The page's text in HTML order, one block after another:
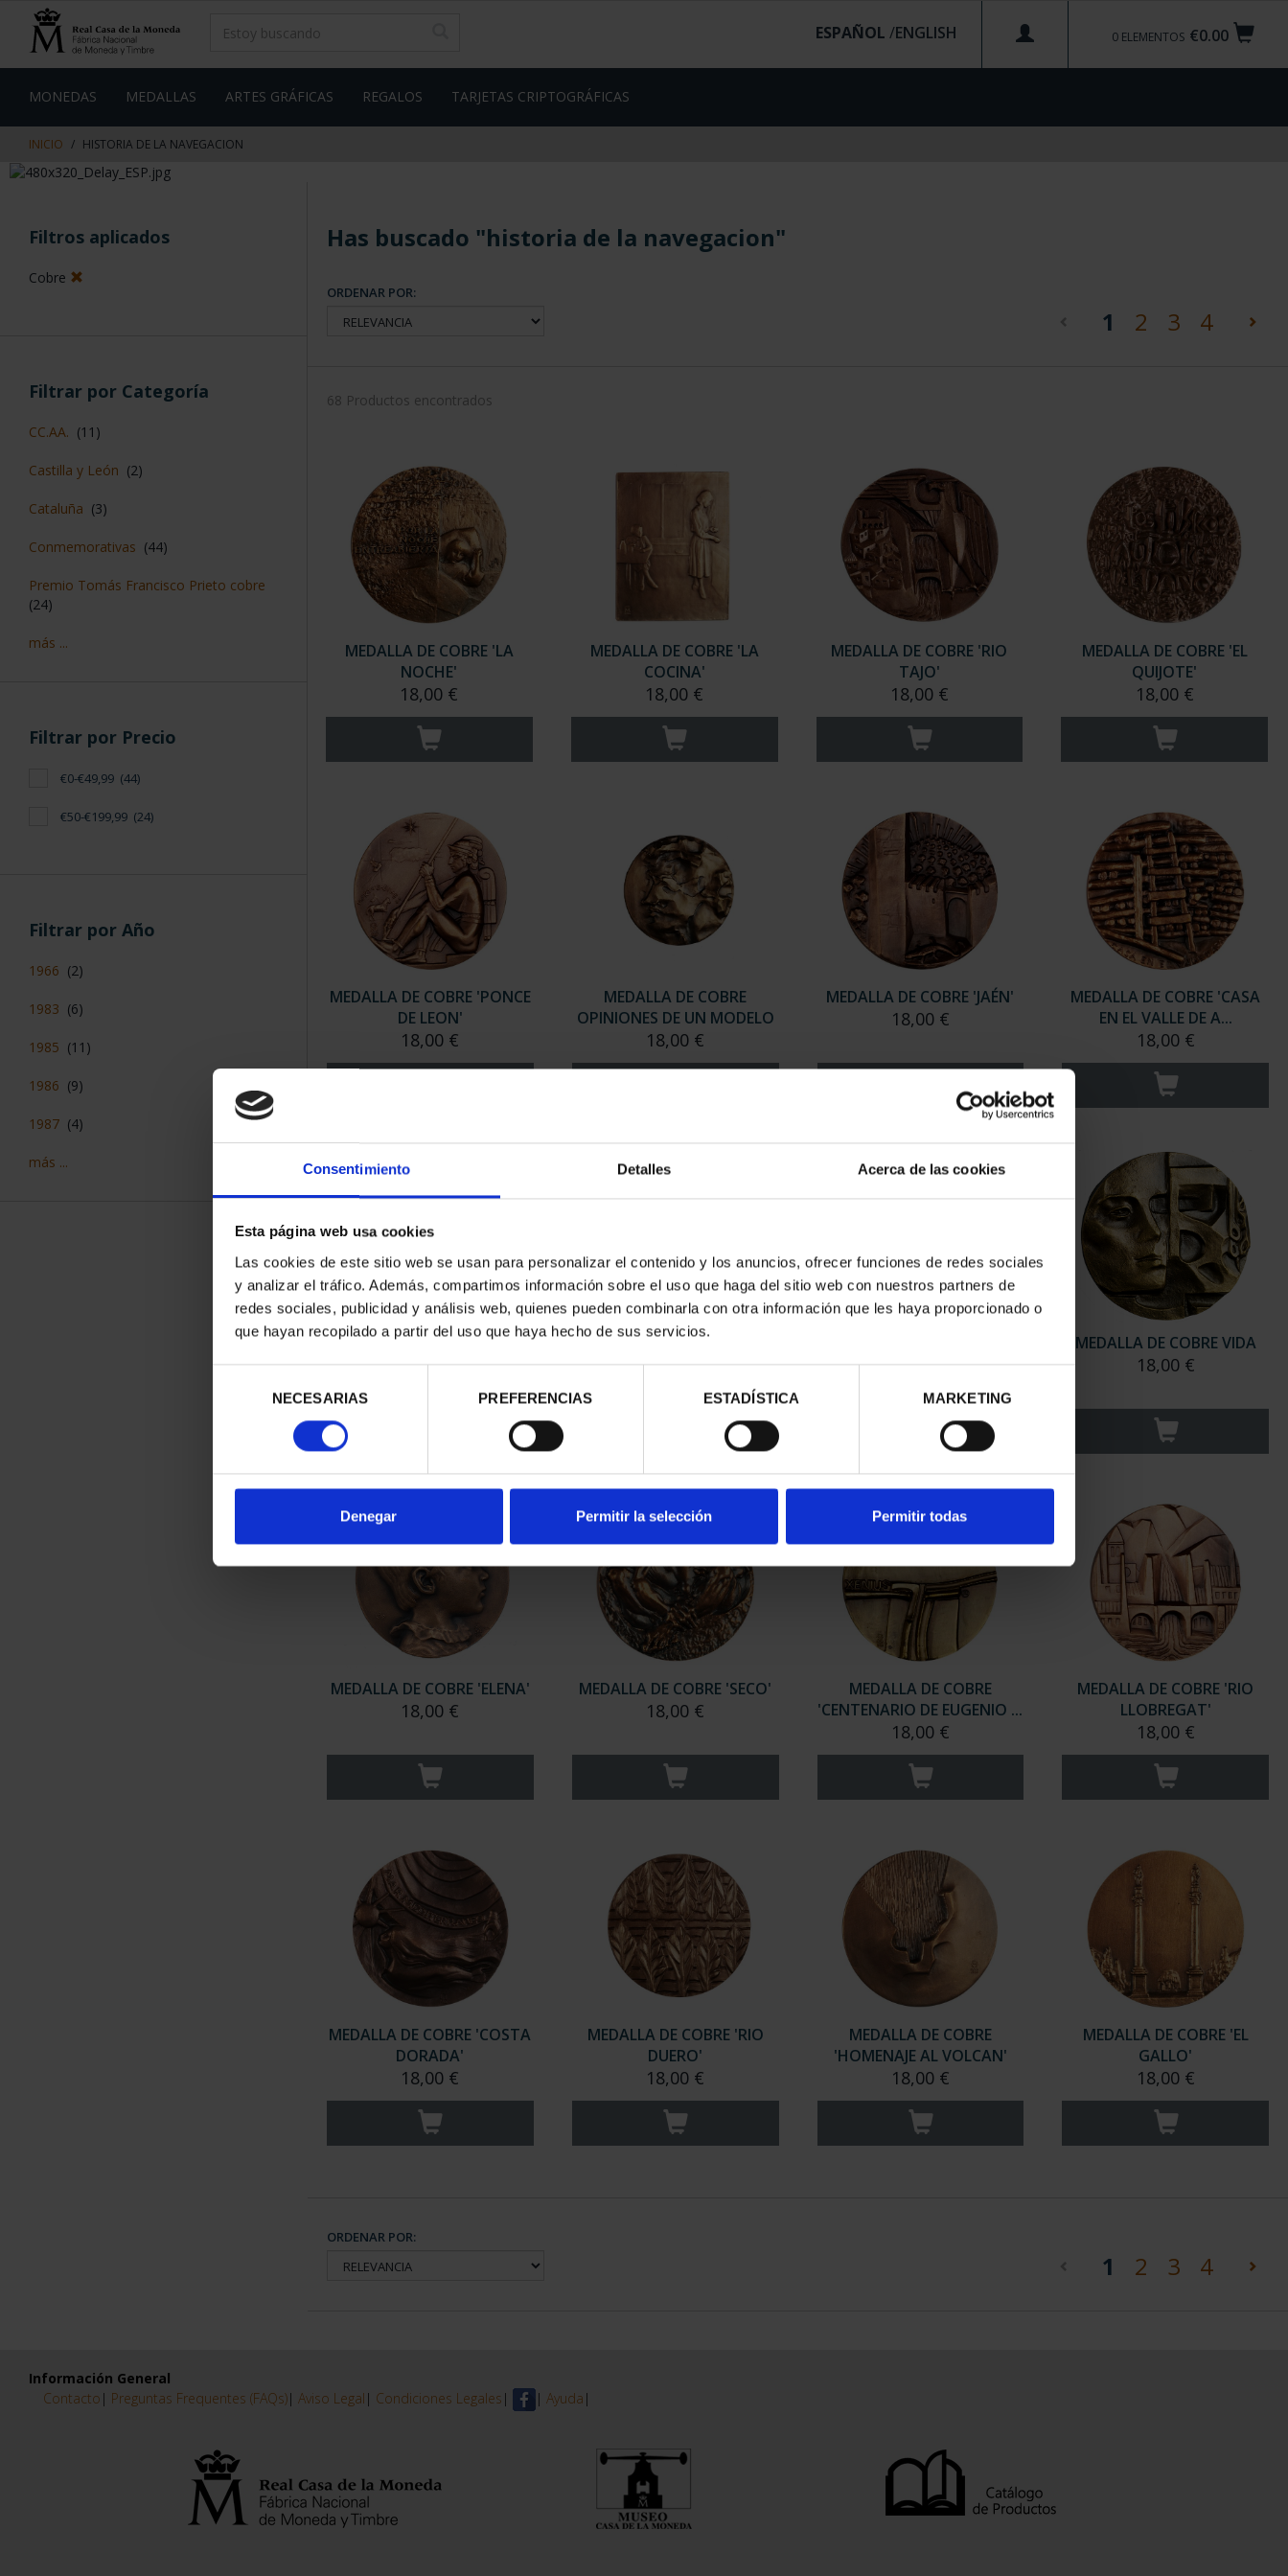
Consentimiento Detalles Acerca de las cookies
Esta página web usa cookies
Las cookies de este sitio web se usan para personalizar el contenido y los anuncios, ofrecer funciones de redes sociales
y analizar el tráfico. Además, compartimos información sobre el uso que haga del sitio web con nuestros partners de
redes sociales, publicidad y análisis web, quienes pueden combinarla con otra información que les haya proporcionado o
que hayan recopilado a partir del uso que haya hecho de sus servicios.
consentimiento
NECESARIAS PREFERENCIAS ESTADÍSTICA MARKETING
Denegar Permitir la selección Permitir todas
contenido
de
€0.00
0 ELEMENTOS
ESPAÑOL /
MONEDAS MEDALLAS ARTES GRÁFICAS REGALOS TARJETAS CRIPTOGRÁFICAS
INICIO HISTORIA DE LA NAVEGACION
Filtros aplicados
Cobre
Filtrar por Categoría
CC.AA. (11)
Castilla y León (2)
Cataluña (3)
Conmemorativas (44)
Premio Tomás Francisco Prieto cobre
(24)
más ...
Filtrar por Precio
€0-€49,99 (44)
€50-€199,99 (24)
Filtrar por Año
1966 (2)
1983 (6)
1985 (11)
1986 (9)
1987 (4)
más ...
Has buscado "historia de la navegacion"
ORDENAR POR:
1 (current)
2 3 4
68 Productos encontrados
MEDALLA DE COBRE 'LA
NOCHE'
18,00 €
MEDALLA DE COBRE 'LA
COCINA'
18,00 €
MEDALLA DE COBRE 'RIO
TAJO'
18,00 €
MEDALLA DE COBRE 'EL
QUIJOTE'
18,00 €
MEDALLA DE COBRE 'PONCE
DE LEON'
18,00 €
MEDALLA DE COBRE
OPINIONES DE UN MODELO
18,00 €
MEDALLA DE COBRE 'JAÉN'
18,00 €
MEDALLA DE COBRE 'CASA
EN EL VALLE DE A...
18,00 €
MEDALLA DE COBRE
'SILLERIA'
MEDALLA DE COBRE
FUTURO
'MÚSICA'
MEDALLA DE COBRE VIDA
18,00 €
MEDALLA DE COBRE 'ELENA'
18,00 €
MEDALLA DE COBRE 'SECO'
18,00 €
MEDALLA DE COBRE
'CENTENARIO DE EUGENIO ...
18,00 €
MEDALLA DE COBRE 'RIO
LLOBREGAT'
18,00 €
MEDALLA DE COBRE 'COSTA
DORADA'
18,00 €
MEDALLA DE COBRE 'RIO
DUERO'
18,00 €
MEDALLA DE COBRE
'HOMENAJE AL VOLCAN'
18,00 €
MEDALLA DE COBRE 'EL
GALLO'
18,00 €
ORDENAR POR:
1 (current)
2 3 4
Información General
Contacto | Preguntas Frequentes (FAQs)| Aviso Legal | Condiciones Legales | | Ayuda |